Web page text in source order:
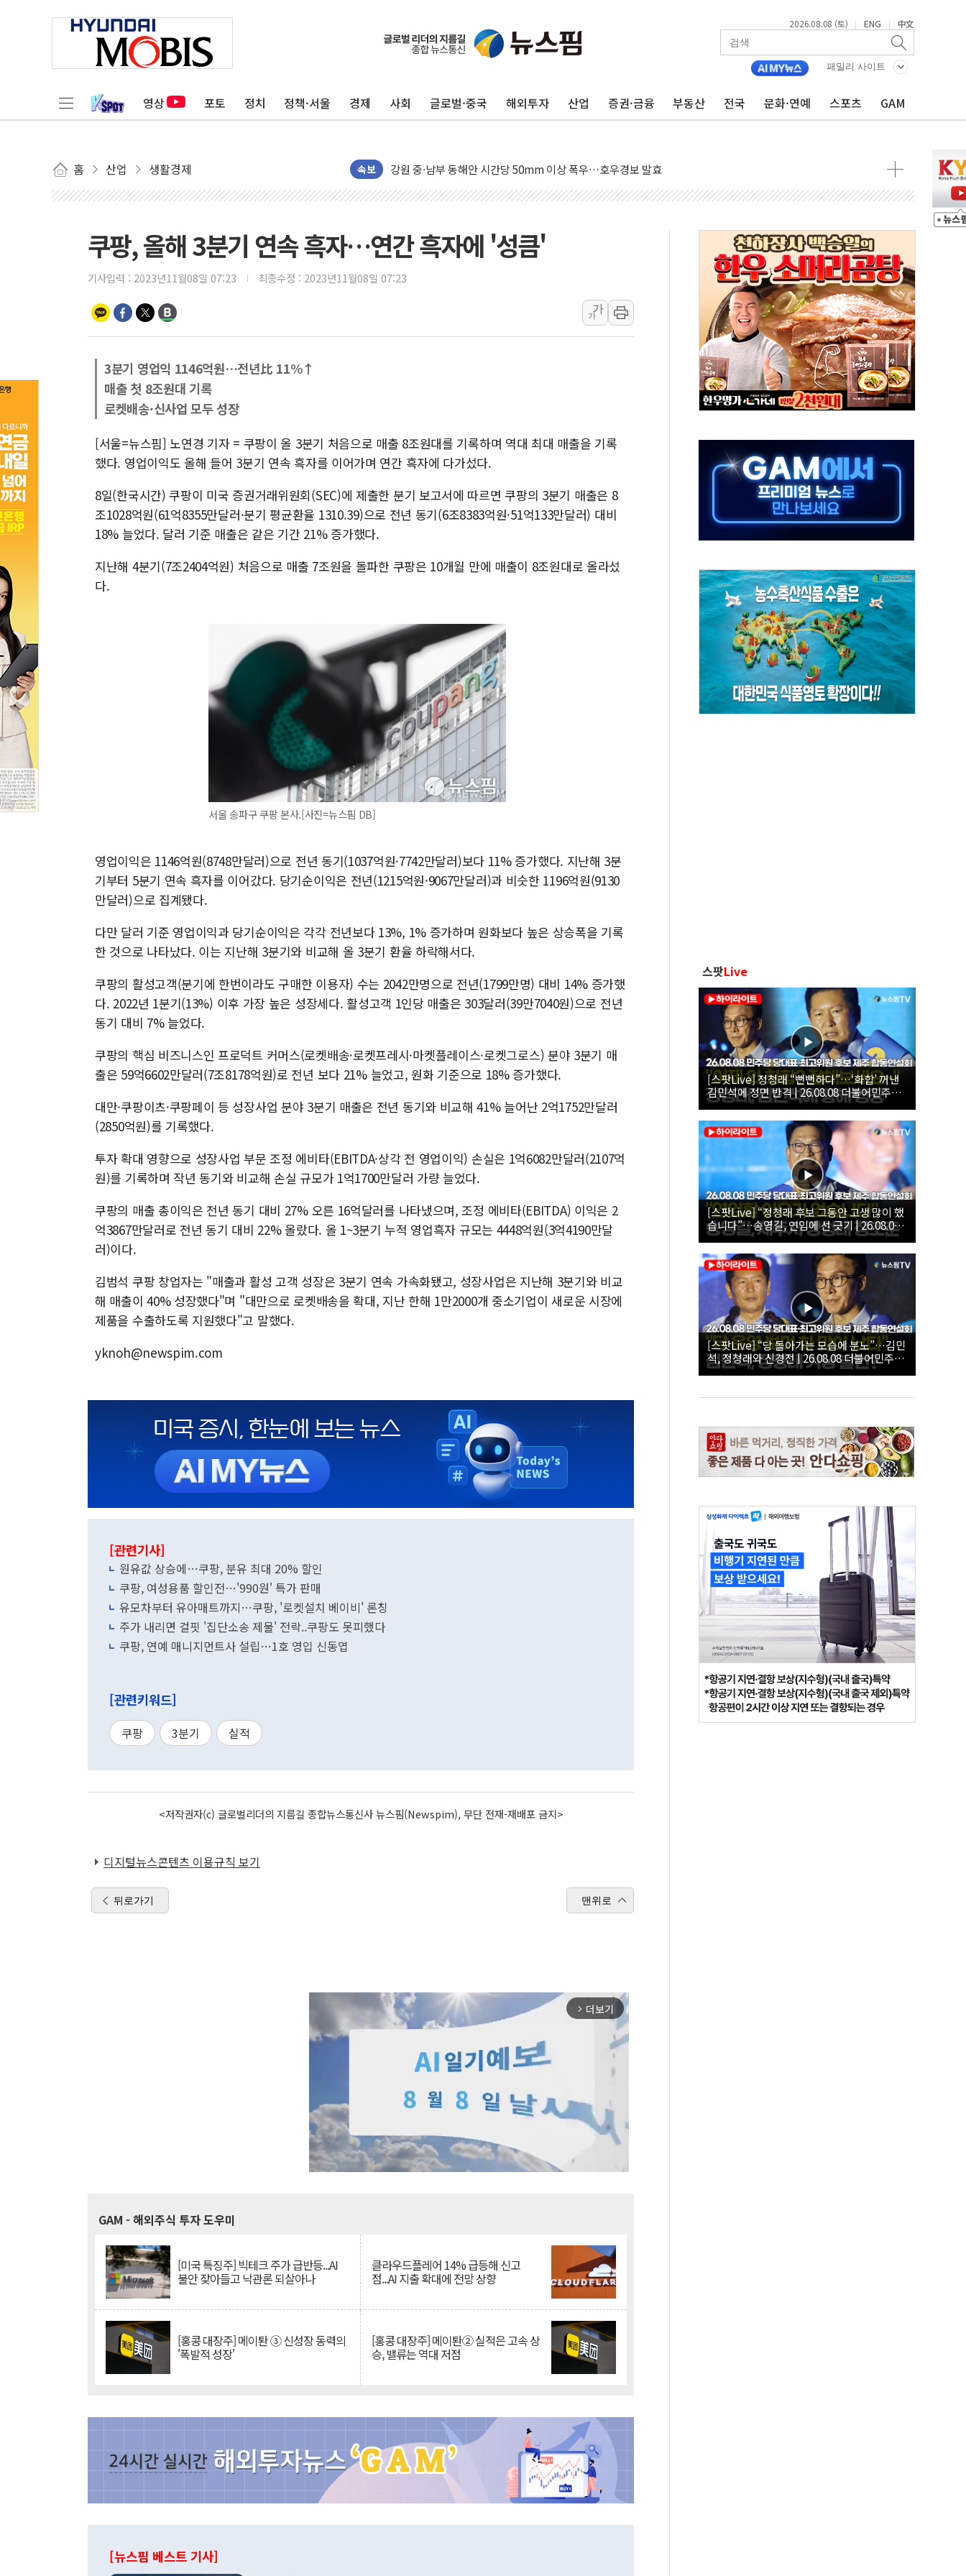
2026.08.08 (토) | ENG | 中文
패밀리 사이트
영상 포토 정치 정책·서울 경제 사회 글로벌·중국 해외투자 산업 증권·금융 부동산 전국 문화·연예 스포츠 GAM
홈 산업 생활경제 속보
동해중부 전 해상 풍랑주의보…10일까지 최대 3.5m 높은 물결
연일 폭염에 온열질환 사망 23명…정부, 비상대응기구 가동
인제 용대리 계곡서 수위 상승으로 피서객 7명 고립…전원 구조
동해시, 11~14일 '별똥별 멍' 운영…페르세우스 유성우 관측
청양 밭에서 일하던 90대 숨져…온열질환 여부 조사
폭염에 車 운전면허 기능시험 오전 집중 편성…체감온도 38도 넘으면 중단
'호우 특보' 경북 울진 시간당 20~30mm 강한 비...가뭄 해소될 듯
주말 무더위·열대야 지속…내륙 곳곳 소나기
오세훈 "용산공원 주택 검토, 민주당 스스로 원칙 뒤집는 것"
충북 주말 무더위 지속…청주·진천 35도, 곳곳 소나기
10월 보완수사권 폐지·공소청 출범…피해자들 '범죄 사각지대' 우려
한상협, 업계 개인정보 보안 새판 짠다…'자율규제단체' 타진
민주당, 오늘 제주·인천 경선 발표...김민석 '재역전' vs 정청래 '격차 확대'
쿠팡, 올해 3분기 연속 흑자…연간 흑자에 '성큼'
기사입력 : 2023년11월08일 07:23 최종수정 : 2023년11월08일 07:23
가
가
3분기 영업익 1146억원…전년比 11%↑
매출 첫 8조원대 기록
로켓배송·신사업 모두 성장
[서울=뉴스핌] 노연경 기자 = 쿠팡이 올 3분기 처음으로 매출 8조원대를 기록하며 역대 최대 매출을 기록
했다. 영업이익도 올해 들어 3분기 연속 흑자를 이어가며 연간 흑자에 다가섰다.
8일(한국시간) 쿠팡이 미국 증권거래위원회(SEC)에 제출한 분기 보고서에 따르면 쿠팡의 3분기 매출은 8
조1028억원(61억8355만달러·분기 평균환율 1310.39)으로 전년 동기(6조8383억원·51억133만달러) 대비
18% 늘었다. 달러 기준 매출은 같은 기간 21% 증가했다.
지난해 4분기(7조2404억원) 처음으로 매출 7조원을 돌파한 쿠팡은 10개월 만에 매출이 8조원대로 올라섰
다.
서울 송파구 쿠팡 본사.[사진=뉴스핌 DB]
영업이익은 1146억원(8748만달러)으로 전년 동기(1037억원·7742만달러)보다 11% 증가했다. 지난해 3분
기부터 5분기 연속 흑자를 이어갔다. 당기순이익은 전년(1215억원·9067만달러)과 비슷한 1196억원(9130
만달러)으로 집계됐다.
다만 달러 기준 영업이익과 당기순이익은 각각 전년보다 13%, 1% 증가하며 원화보다 높은 상승폭을 기록
한 것으로 나타났다. 이는 지난해 3분기와 비교해 올 3분기 환율 하락해서다.
쿠팡의 활성고객(분기에 한번이라도 구매한 이용자) 수는 2042만명으로 전년(1799만명) 대비 14% 증가했
다. 2022년 1분기(13%) 이후 가장 높은 성장세다. 활성고객 1인당 매출은 303달러(39만7040원)으로 전년
동기 대비 7% 늘었다.
쿠팡의 핵심 비즈니스인 프로덕트 커머스(로켓배송·로켓프레시·마켓플레이스·로켓그로스) 분야 3분기 매
출은 59억6602만달러(7조8178억원)로 전년 보다 21% 늘었고, 원화 기준으로 18% 증가했다.
대만·쿠팡이츠·쿠팡페이 등 성장사업 분야 3분기 매출은 전년 동기와 비교해 41% 늘어난 2억1752만달러
(2850억원)를 기록했다.
투자 확대 영향으로 성장사업 부문 조정 에비타(EBITDA·상각 전 영업이익) 손실은 1억6082만달러(2107억
원)를 기록하며 작년 동기와 비교해 손실 규모가 1억1700만달러 가량 늘었다.
쿠팡의 매출 총이익은 전년 동기 대비 27% 오른 16억달러를 나타냈으며, 조정 에비타(EBITDA) 이익은 2
억3867만달러로 전년 동기 대비 22% 올랐다. 올 1~3분기 누적 영업흑자 규모는 4448억원(3억4190만달
러)이다.
김범석 쿠팡 창업자는 "매출과 활성 고객 성장은 3분기 연속 가속화됐고, 성장사업은 지난해 3분기와 비교
해 매출이 40% 성장했다"며 "대만으로 로켓배송을 확대, 지난 한해 1만2000개 중소기업이 새로운 시장에
제품을 수출하도록 지원했다"고 말했다.
yknoh@newspim.com
[관련기사]
원유값 상승에…쿠팡, 분유 최대 20% 할인
쿠팡, 여성용품 할인전…'990원' 특가 판매
유모차부터 유아매트까지…쿠팡, '로켓설치 베이비' 론칭
주가 내리면 걸핏 '집단소송 제물' 전락..쿠팡도 못피했다
쿠팡, 연예 매니지먼트사 설립…1호 영입 신동엽
[관련키워드]
쿠팡 3분기 실적
<저작권자(c) 글로벌리더의 지름길 종합뉴스통신사 뉴스핌(Newspim), 무단 전재-재배포 금지>
디지털뉴스콘텐츠 이용규칙 보기
뒤로가기 맨위로
arrow_forward_ios 더보기
GAM - 해외주식 투자 도우미
[미국 특징주] 빅테크 주가 급반등...AI
불안 잦아들고 낙관론 되살아나
클라우드플레어 14% 급등해 신고
점...AI 지출 확대에 전망 상향
[홍콩 대장주] 메이퇀 ③ 신성장 동력의
'폭발적 성장'
[홍콩 대장주] 메이퇀② 실적은 고속 상
승, 밸류는 역대 저점
[뉴스핌 베스트 기사]
스팟Live
[스팟Live] 정청래 “뻔뻔하다”…‘화합’ 꺼낸
김민석에 정면 반격 | 26.08.08 더불어민주당
당대표·최고위원 후보 제주 합동연설회
[스팟Live] “정청래 후보 그동안 고생 많이 했
습니다”…송영길, 연임에 선 긋기 | 26.08.08
더불어민주당 당대표·최고위원 후보 제주 합
동연설회
[스팟Live] “당 돌아가는 모습에 분노”…김민
석, 정청래와 신경전 | 26.08.08 더불어민주당
당대표·최고위원 후보 제주 합동연설회